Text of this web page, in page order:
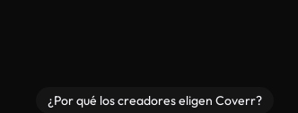
¿Por qué los creadores eligen Coverr?